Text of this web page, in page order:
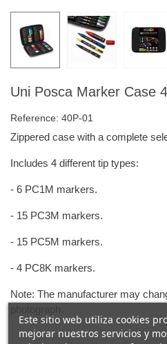
Uni Posca Marker Case
Reference: 40P-01
Zippered case with a complete
Includes 4 different tip types:
- 6 PC1M markers.
- 15 PC3M markers.
- 15 PC5M markers.
- 4 PC8K markers.
Note: The manufacturer may
Este sitio web utiliza cookies
mejorar nuestros servicios y